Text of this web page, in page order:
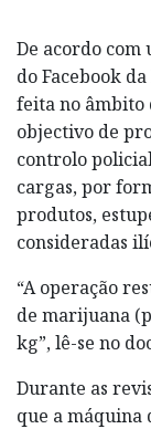
De acordo
do Facebook
feita no âmbito
objectivo de
controlo
cargas, por
produtos,
consideradas
“A operação
de marijuana
kg”, lê-se no
Durante as
que a máquina